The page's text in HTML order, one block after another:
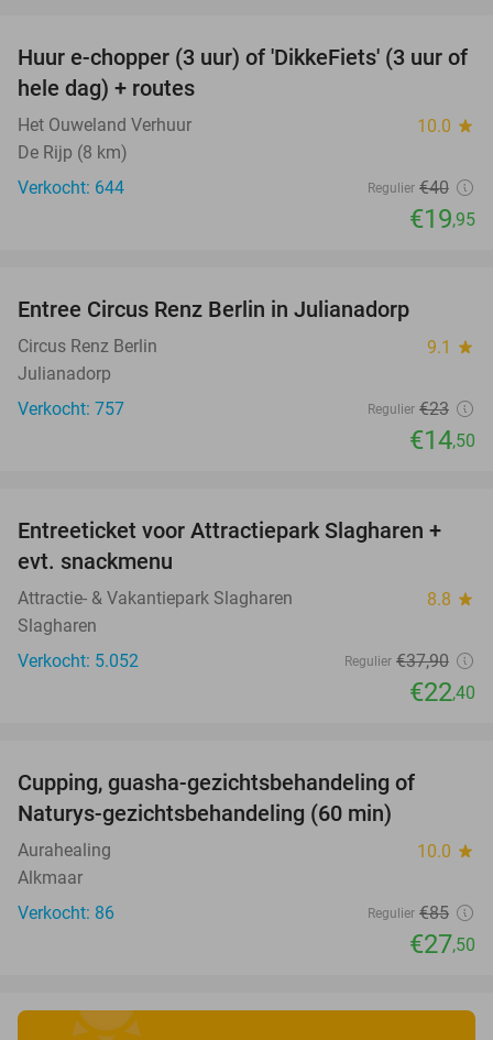
50%
Huur e-chopper (3 uur) of 'DikkeFiets' (3 uur of
hele dag) + routes
Het Ouweland Verhuur 10.0 star
De Rijp (8 km)
Verkocht: 644
Regulier €40
€19,95
Entree Circus Renz Berlin in Julianadorp
Circus Renz Berlin 9.1 star
Julianadorp
Verkocht: 757
Regulier €23
€14,50
41%
Entreeticket voor Attractiepark Slagharen +
evt. snackmenu
Attractie- & Vakantiepark Slagharen 8.8 star
Slagharen
Verkocht: 5.052
Regulier €37,90
€22,40
Cupping, guasha-gezichtsbehandeling of
Naturys-gezichtsbehandeling (60 min)
Aurahealing 10.0 star
Alkmaar
Verkocht: 86
Regulier €85
€27,50